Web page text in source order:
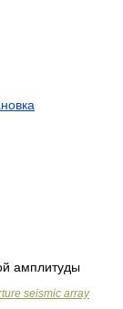
амплитуды
seismic array